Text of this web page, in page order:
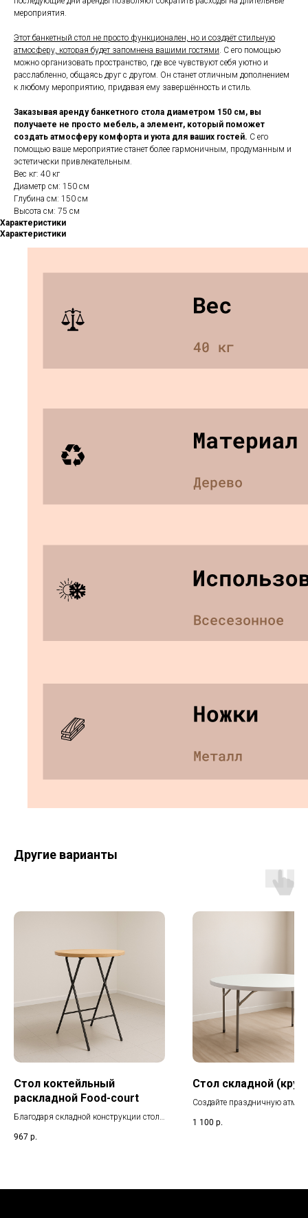
мероприятия.
Этот банкетный стол не просто функционален, но и создаёт стильную
атмосферу, которая будет запомнена вашими гостями . С его помощью
можно организовать пространство, где все чувствуют себя уютно и
расслабленно, общаясь друг с другом. Он станет отличным дополнением
к любому мероприятию, придавая ему завершённость и стиль.
Заказывая аренду банкетного стола диаметром 150 см, вы
получаете не просто мебель, а элемент, который поможет
создать атмосферу комфорта и уюта для ваших гостей. С его
помощью ваше мероприятие станет более гармоничным, продуманным и
эстетически привлекательным.
Вес кг: 40 кг
Диаметр см: 150 см
Глубина см: 150 см
Высота см: 75 см
Характеристики
Характеристики
Другие варианты
Стол коктейльный
раскладной Food-court
Благодаря складной конструкции стол
устанавливается. Универсальный
967 р.
Стол складной
Создайте праздничную
с помощью нашей мебели.
1 100 р.